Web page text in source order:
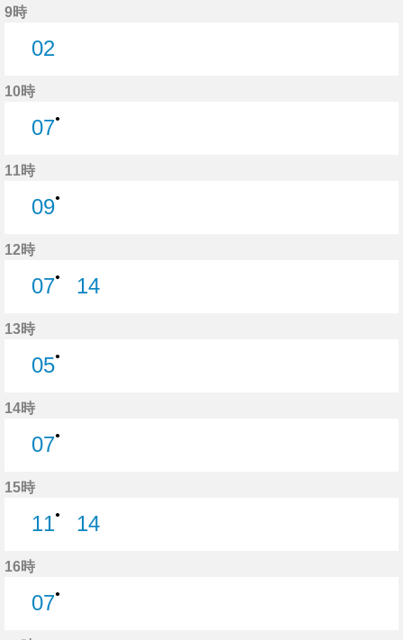
9時
02
10時
07●
11時
09●
12時
07●
14
13時
05●
14時
07●
15時
11●
14
16時
07●